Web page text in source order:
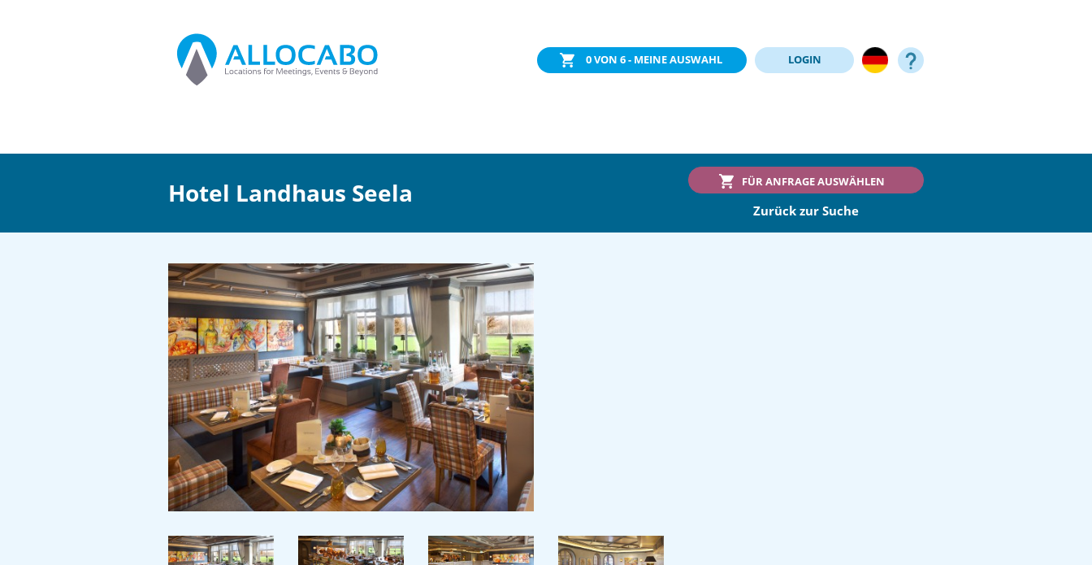
0VON 6 - MEINE AUSWAHL LOGIN
Hotel Landhaus Seela FÜR ANFRAGE AUSWÄHLEN
Zurück zur Suche